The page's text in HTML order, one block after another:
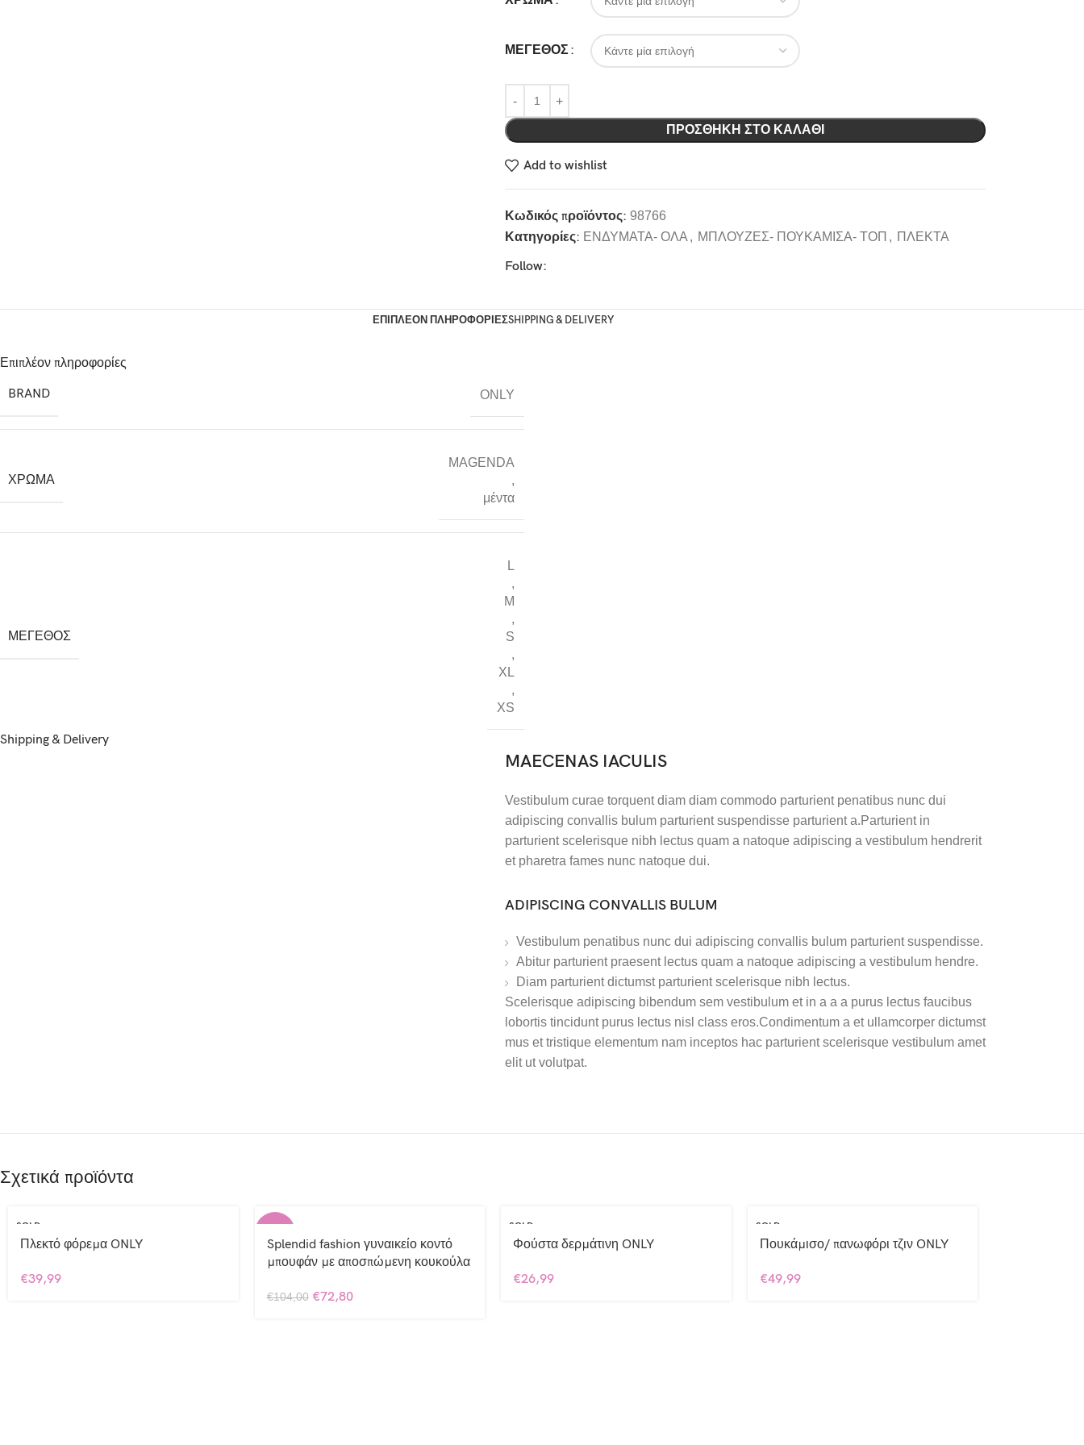
ΜΕΓΕΘΟΣ
ΠΡΟΣΘΉΚΗ ΣΤΟ ΚΑΛΆΘΙ
Add to wishlist
Κωδικός προϊόντος: 98766
Κατηγορίες: ΕΝΔΥΜΑΤΑ- ΟΛΑ , ΜΠΛΟΥΖΕΣ- ΠΟΥΚΑΜΙΣΑ- ΤΟΠ , ΠΛΕΚΤΑ
Follow:
ΕΠΙΠΛΈΟΝ ΠΛΗΡΟΦΟΡΊΕΣSHIPPING & DELIVERY
Επιπλέον πληροφορίες
BRAND
ONLY
ΧΡΩΜΑ
MAGENDA
,
μέντα
ΜΕΓΕΘΟΣ
L
,
M
,
S
,
XL
,
XS
Shipping & Delivery
MAECENAS IACULIS
Vestibulum curae torquent diam diam commodo parturient penatibus nunc dui
adipiscing convallis bulum parturient suspendisse parturient a.Parturient in
parturient scelerisque nibh lectus quam a natoque adipiscing a vestibulum hendrerit
et pharetra fames nunc natoque dui.
ADIPISCING CONVALLIS BULUM
Vestibulum penatibus nunc dui adipiscing convallis bulum parturient suspendisse.
Abitur parturient praesent lectus quam a natoque adipiscing a vestibulum hendre.
Diam parturient dictumst parturient scelerisque nibh lectus.
Scelerisque adipiscing bibendum sem vestibulum et in a a a purus lectus faucibus
lobortis tincidunt purus lectus nisl class eros.Condimentum a et ullamcorper dictumst
mus et tristique elementum nam inceptos hac parturient scelerisque vestibulum amet
elit ut volutpat.
Σχετικά προϊόντα
SOLD
OUT
Πλεκτό φόρεμα ONLY
€39,99
Splendid fashion γυναικείο κοντό
μπουφάν με αποσπώμενη κουκούλα
€104,00 €72,80
SOLD
OUT
Φούστα δερμάτινη ONLY
€26,99
SOLD
OUT
Πουκάμισο/ πανωφόρι τζιν ONLY
€49,99